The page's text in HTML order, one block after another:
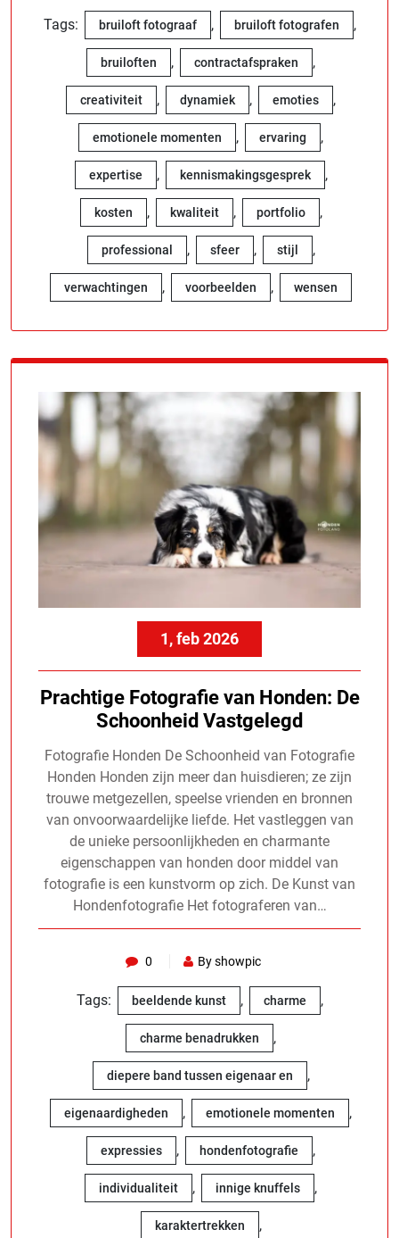
Tags: bruiloft fotograaf , bruiloft fotografen ,
bruiloften , contractafspraken ,
creativiteit , dynamiek , emoties ,
emotionele momenten , ervaring ,
expertise , kennismakingsgesprek ,
kosten , kwaliteit , portfolio ,
professional , sfeer , stijl ,
verwachtingen , voorbeelden , wensen
1, feb 2026
Prachtige Fotografie van Honden: De
Schoonheid Vastgelegd
Fotografie Honden De Schoonheid van Fotografie
Honden Honden zijn meer dan huisdieren; ze zijn
trouwe metgezellen, speelse vrienden en bronnen
van onvoorwaardelijke liefde. Het vastleggen van
de unieke persoonlijkheden en charmante
eigenschappen van honden door middel van
fotografie is een kunstvorm op zich. De Kunst van
Hondenfotografie Het fotograferen van…
0 By showpic
Tags: beeldende kunst , charme ,
charme benadrukken ,
diepere band tussen eigenaar en ,
eigenaardigheden , emotionele momenten ,
expressies , hondenfotografie ,
individualiteit , innige knuffels ,
karaktertrekken ,